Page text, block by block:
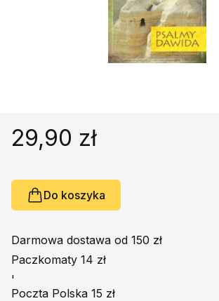
Książki obcojęzyczne
Inne
Podręczniki szkolne
Promocja
29,90 zł
Do koszyka
Darmowa dostawa od 150 zł
Paczkomaty 14 zł
'
Poczta Polska 15 zł